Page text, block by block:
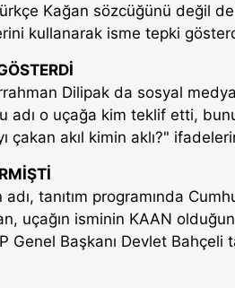
Kağan sözcüğünü değil
kullanarak isme tepki
Dilipak da sosyal
adı o uçağa kim teklif etti,
çakan akıl kimin aklı?"
tanıtım programında
uçağın isminin KAAN
Genel Başkanı Devlet